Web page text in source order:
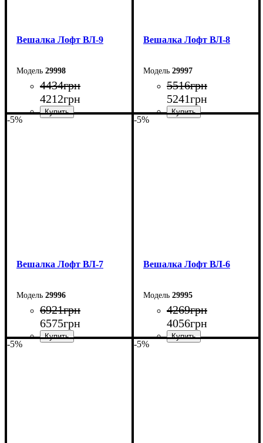
Вешалка Лофт ВЛ-9
29998
4434грн
4212грн
Вешалка Лофт ВЛ-8
29997
5516грн
5241грн
-5%
Вешалка Лофт ВЛ-7
29996
6921грн
6575грн
-5%
Вешалка Лофт ВЛ-6
29995
4269грн
4056грн
-5% -5%